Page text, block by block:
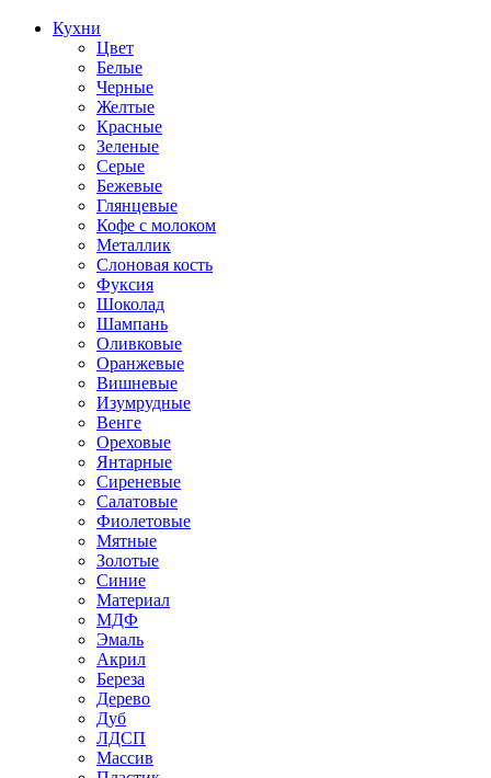
Кухни
Цвет
Белые
Черные
Желтые
Красные
Зеленые
Серые
Бежевые
Глянцевые
Кофе с молоком
Металлик
Слоновая кость
Фуксия
Шоколад
Шампань
Оливковые
Оранжевые
Вишневые
Изумрудные
Венге
Ореховые
Янтарные
Сиреневые
Салатовые
Фиолетовые
Мятные
Золотые
Синие
Материал
МДФ
Эмаль
Акрил
Береза
Дерево
Дуб
ЛДСП
Массив